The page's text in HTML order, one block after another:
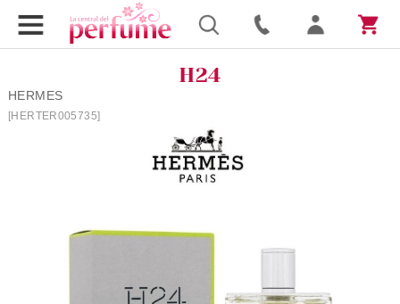
H24
HERMES
[HERTER005735]